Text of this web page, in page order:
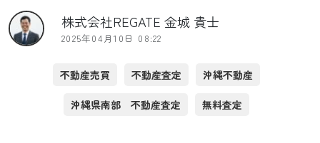
株式会社REGATE 金城 貴士
2025年04月10日 08:22
不動産売買 不動産査定 沖縄不動産
沖縄県南部 不動産査定 無料査定